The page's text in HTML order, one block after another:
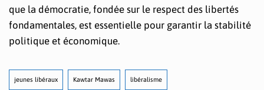
que la démocratie, fondée sur le respect des libertés
fondamentales, est essentielle pour garantir la stabilité
politique et économique.
jeunes libéraux Kawtar Mawas libéralisme